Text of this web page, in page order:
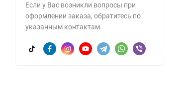
Если у Вас возникли вопросы при
оформлении заказа, обратитесь по
указанным контактам.